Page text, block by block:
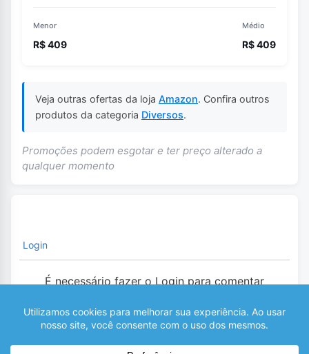
Menor
R$ 409
Médio
R$ 409
Veja outras ofertas da loja Amazon. Confira outros
produtos da categoria Diversos.
Promoções podem esgotar e ter preço alterado a
qualquer momento
Login
É necessário fazer o Login para comentar
0 COMENTÁRIOS